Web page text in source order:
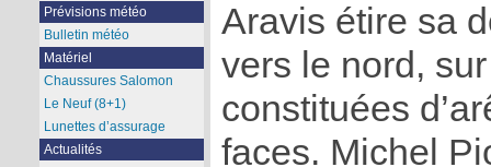
Aravis étire sa
vers le nord,
constituées
faces. Michel
Prévisions météo
Bulletin météo
Matériel
Chaussures Salomon
Le Neuf (8+1)
Lunettes d’assurage
Actualités